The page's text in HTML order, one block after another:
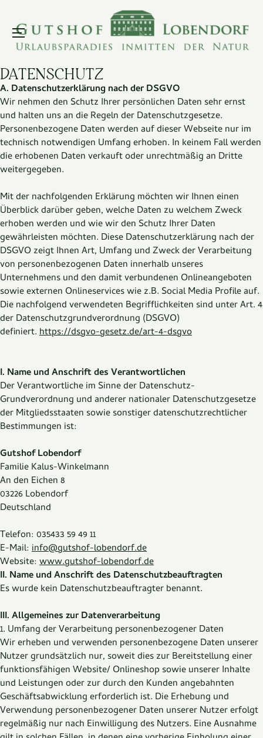
Menu
DATENSCHUTZ
A. Datenschutzerklärung nach der DSGVO
Wir nehmen den Schutz Ihrer persönlichen Daten sehr ernst
und halten uns an die Regeln der Datenschutzgesetze.
Personenbezogene Daten werden auf dieser Webseite nur im
technisch notwendigen Umfang erhoben. In keinem Fall werden
die erhobenen Daten verkauft oder unrechtmäßig an Dritte
weitergegeben.
Mit der nachfolgenden Erklärung möchten wir Ihnen einen
Überblick darüber geben, welche Daten zu welchem Zweck
erhoben werden und wie wir den Schutz Ihrer Daten
gewährleisten möchten. Diese Datenschutzerklärung nach der
DSGVO zeigt Ihnen Art, Umfang und Zweck der Verarbeitung
von personenbezogenen Daten innerhalb unseres
Unternehmens und den damit verbundenen Onlineangeboten
sowie externen Onlineservices wie z.B. Social Media Profile auf.
Die nachfolgend verwendeten Begrifflichkeiten sind unter Art. 4
der Datenschutzgrundverordnung (DSGVO)
definiert.https://dsgvo-gesetz.de/art-4-dsgvo
I. Name und Anschrift des Verantwortlichen
Der Verantwortliche im Sinne der Datenschutz-
Grundverordnung und anderer nationaler Datenschutzgesetze
der Mitgliedsstaaten sowie sonstiger datenschutzrechtlicher
Bestimmungen ist:
Gutshof Lobendorf
Familie Kalus-Winkelmann
An den Eichen 8
03226 Lobendorf
Deutschland
Telefon:035433 59 49 11
E-Mail:info@gutshof-lobendorf.de
Website:www.gutshof-lobendorf.de
II. Name und Anschrift des Datenschutzbeauftragten
Es wurde kein Datenschutzbeauftragter benannt.
III. Allgemeines zur Datenverarbeitung
1. Umfang der Verarbeitung personenbezogener Daten
Wir erheben und verwenden personenbezogene Daten unserer
Nutzer grundsätzlich nur, soweit dies zur Bereitstellung einer
funktionsfähigen Website/ Onlineshop sowie unserer Inhalte
und Leistungen oder zur durch den Kunden angebahnten
Geschäftsabwicklung erforderlich ist. Die Erhebung und
Verwendung personenbezogener Daten unserer Nutzer erfolgt
regelmäßig nur nach Einwilligung des Nutzers. Eine Ausnahme